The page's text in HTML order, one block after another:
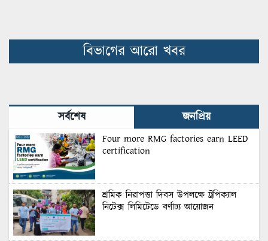
বিভাগের আরো খবর
সর্বশেষ জনপ্রিয়
Four more RMG factories earn LEED
certification
শ্রমিক নিরাপত্তা দিবস উপলক্ষে ট্রপিক্যাল
নিটেক্স লিমিটেডে বর্ণাঢ্য আয়োজন